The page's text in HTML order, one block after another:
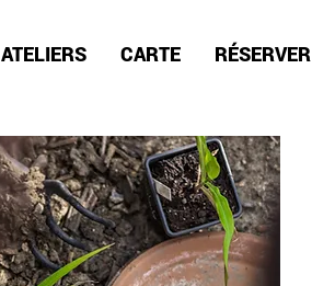
ATELIERS CARTE RÉSERVER